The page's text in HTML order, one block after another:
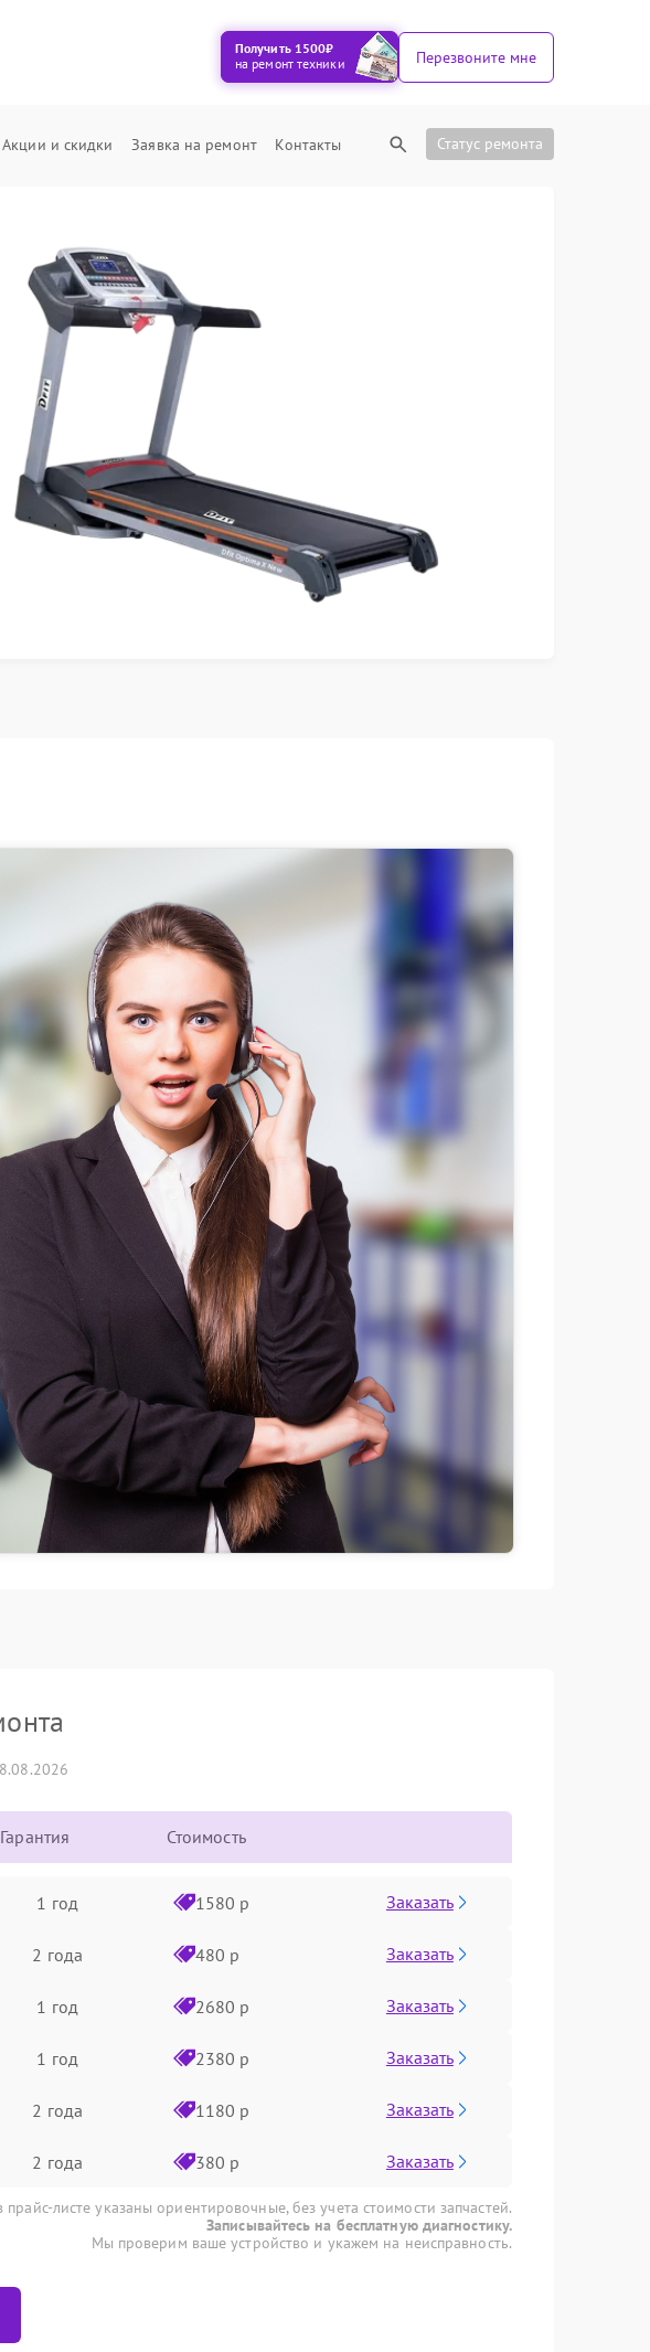
Получить 1500₽
на ремонт техники
Перезвоните мне
Акции и скидки Заявка на ремонт Контакты Статус ремонта
Гарантия Стоимость
1 год 1580 р Заказать
2 года 480 р Заказать
1 год 2680 р Заказать
1 год 2380 р Заказать
2 года 1180 р Заказать
2 года 380 р Заказать
листе указаны ориентировочные, без учета стоимости запчастей.
Записывайтесь на бесплатную диагностику.
Мы проверим ваше устройство и укажем на неисправность.